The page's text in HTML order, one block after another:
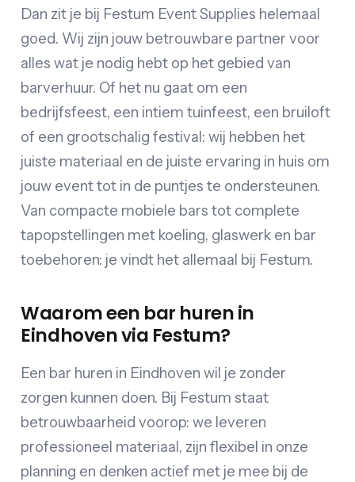
Dan zit je bij Festum Event Supplies helemaal
goed. Wij zijn jouw betrouwbare partner voor
alles wat je nodig hebt op het gebied van
barverhuur. Of het nu gaat om een
bedrijfsfeest, een intiem tuinfeest, een bruiloft
of een grootschalig festival: wij hebben het
juiste materiaal en de juiste ervaring in huis om
jouw event tot in de puntjes te ondersteunen.
Van compacte mobiele bars tot complete
tapopstellingen met koeling, glaswerk en bar
toebehoren: je vindt het allemaal bij Festum.
Waarom een bar huren in
Eindhoven via Festum?
Een bar huren in Eindhoven wil je zonder
zorgen kunnen doen. Bij Festum staat
betrouwbaarheid voorop: we leveren
professioneel materiaal, zijn flexibel in onze
planning en denken actief met je mee bij de